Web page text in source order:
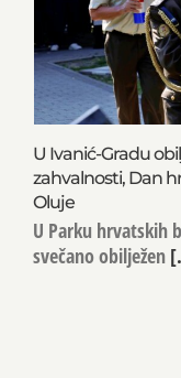
U Ivanić-Gradu
zahvalnosti, Dan
Oluje
U Parku hrvatskih
svečano obilježen